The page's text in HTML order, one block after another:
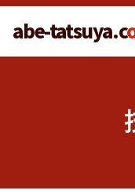
abe-tatsuya.c